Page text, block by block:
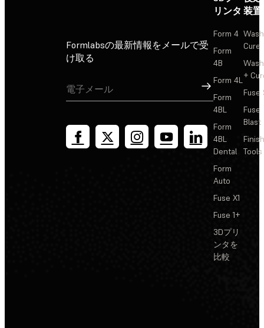
Formlabsの最新情報をメールで受
け取る
サインアップ
リンタ
Form 4
Form
4B
Form 4L
Form
4BL
Form
4BL
Dental
Form
Auto
Fuse X1
Fuse 1+
3Dプリ
ンタを
比較
装置
Cure
+
Fuse
Fuse
Blast
Tools